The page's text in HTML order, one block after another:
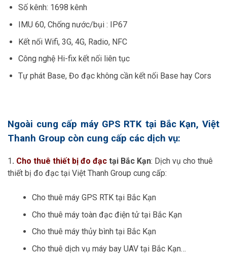
Số kênh: 1698 kênh
IMU 60, Chống nước/bụi : IP67
Kết nối Wifi, 3G, 4G, Radio, NFC
Công nghệ Hi-fix kết nối liên tục
Tự phát Base, Đo đạc không cần kết nối Base hay Cors
Ngoài cung cấp máy GPS RTK tại Bắc Kạn, Việt
Thanh Group còn cung cấp các dịch vụ:
1. Cho thuê thiết bị đo đạc tại Bắc Kạn: Dịch vụ cho thuê
thiết bị đo đạc tại Việt Thanh Group cung cấp:
Cho thuê máy GPS RTK tại Bắc Kạn
Cho thuê máy toàn đạc điện tử tại Bắc Kạn
Cho thuê máy thủy bình tại Bắc Kạn
Cho thuê dịch vụ máy bay UAV tại Bắc Kạn…